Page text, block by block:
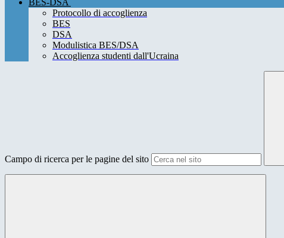
BES-DSA
Protocollo di accoglienza
BES
DSA
Modulistica BES/DSA
Accoglienza studenti dall'Ucraina
Campo di ricerca per le pagine del sito